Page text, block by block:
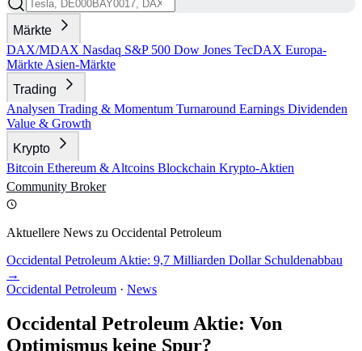
Märkte
DAX/MDAX Nasdaq S&P 500 Dow Jones TecDAX Europa-
Märkte Asien-Märkte
Trading
Analysen Trading & Momentum Turnaround Earnings Dividenden
Value & Growth
Krypto
Bitcoin Ethereum & Altcoins Blockchain Krypto-Aktien
Community Broker
Aktuellere News zu Occidental Petroleum
Occidental Petroleum Aktie: 9,7 Milliarden Dollar Schuldenabbau
→
Occidental Petroleum · News
Occidental Petroleum Aktie: Von
Optimismus keine Spur?